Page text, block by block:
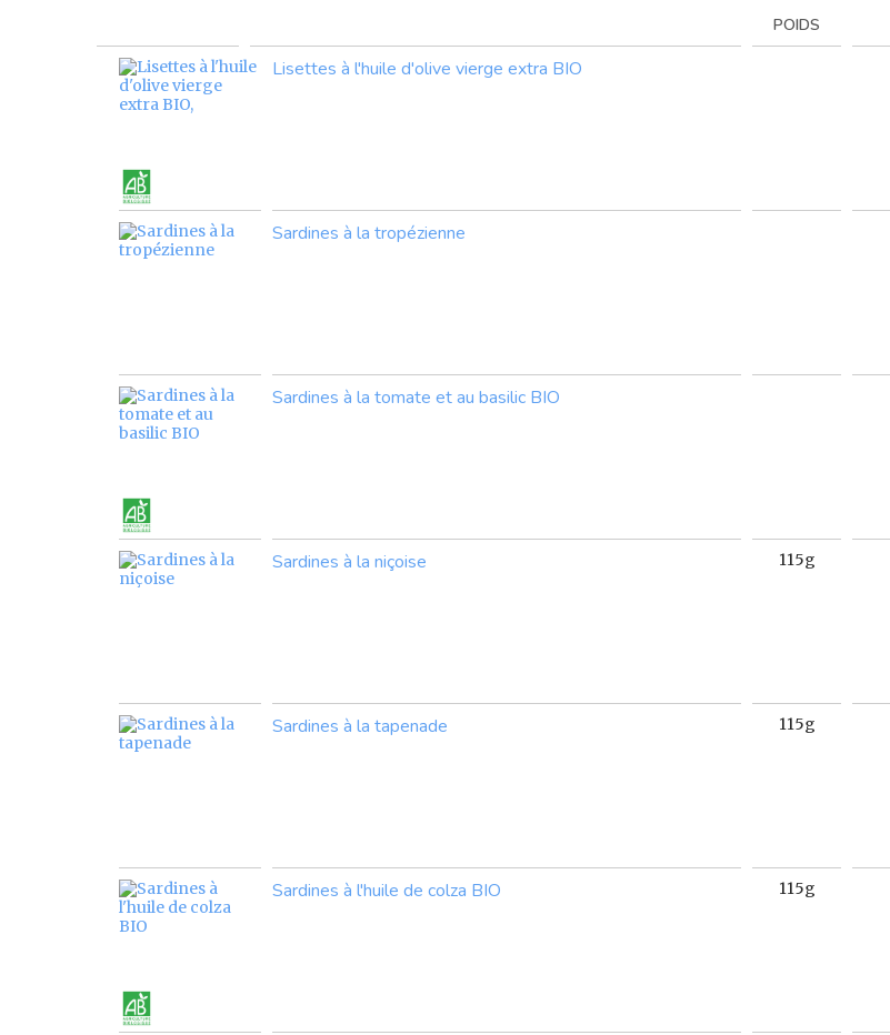
POIDS
Lisettes à l'huile d'olive vierge extra BIO
Sardines à la tropézienne
Sardines à la tomate et au basilic BIO
Sardines à la niçoise 115g
Sardines à la tapenade 115g
Sardines à l'huile de colza BIO 115g